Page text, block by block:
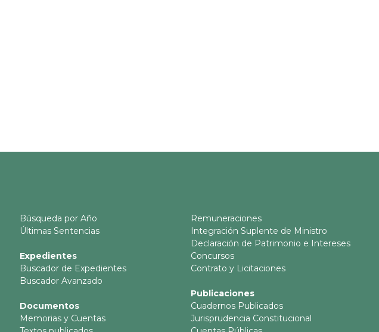
Búsqueda por Año
Últimas Sentencias
Expedientes
Buscador de Expedientes
Buscador Avanzado
Documentos
Memorias y Cuentas
Remuneraciones
Integración Suplente de Ministro
Declaración de Patrimonio e Intereses
Concursos
Contrato y Licitaciones
Publicaciones
Cuadernos Publicados
Jurisprudencia Constitucional